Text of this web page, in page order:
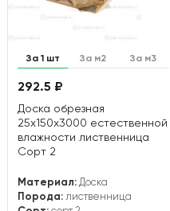
За 1 шт За м2 За м3
292.5 ₽
Доска обрезная
25х150х3000 естественной
влажности лиственница
Сорт 2
Материал: Доска
Порода: лиственница